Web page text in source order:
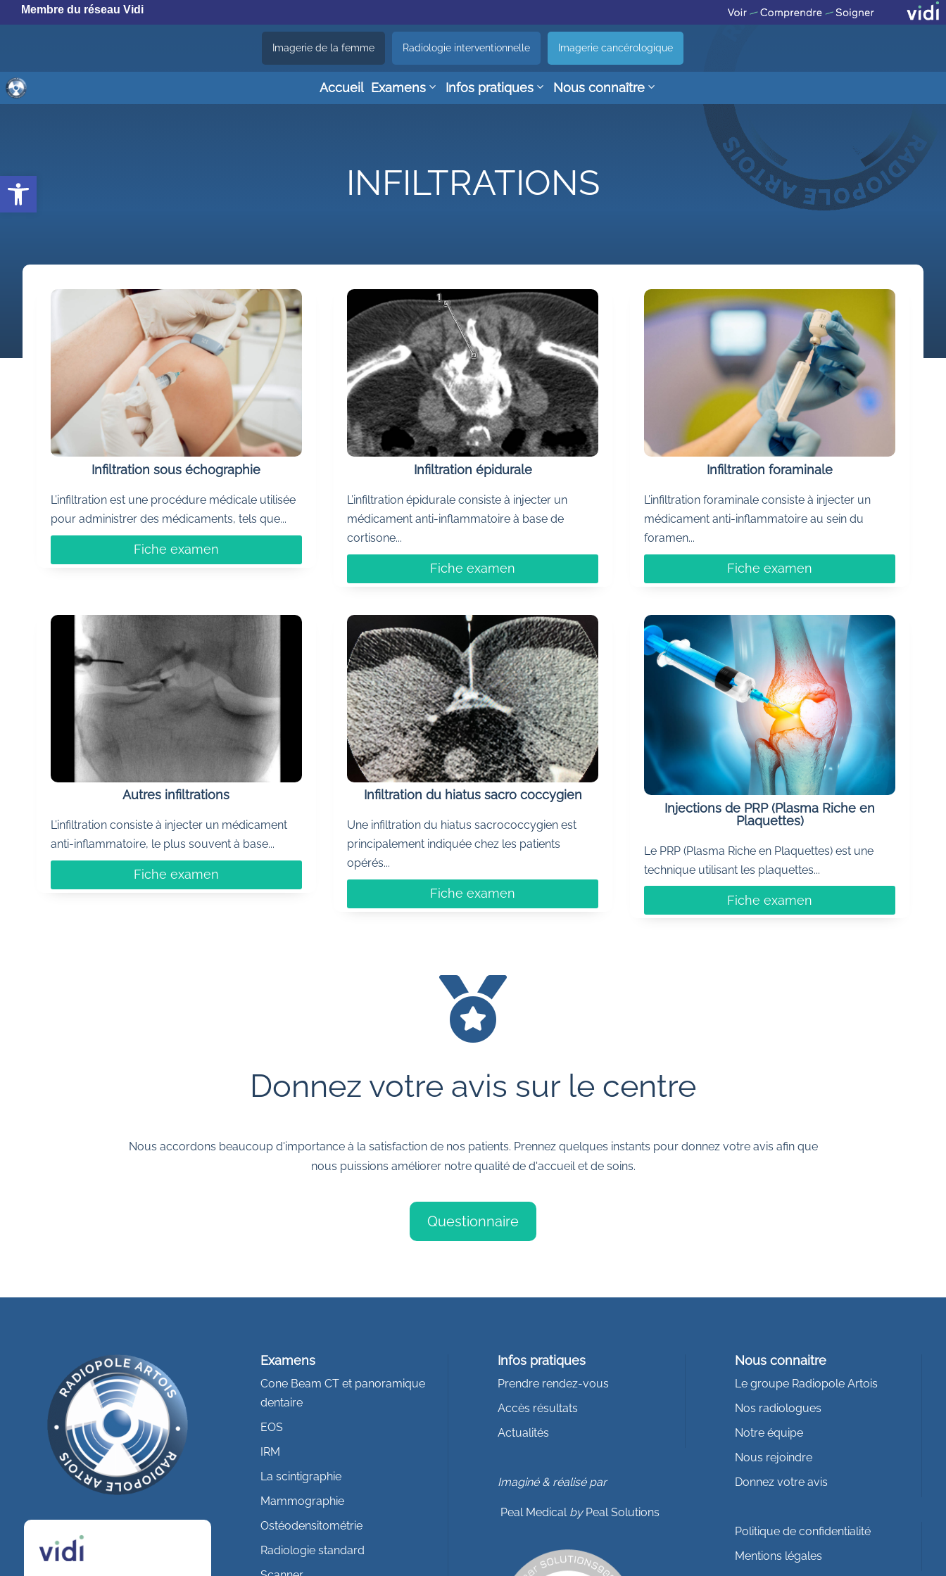
Membre du réseau Vidi
Imagerie de la femme Radiologie interventionnelle Imagerie cancérologique
Accueil Examens Infos pratiques Nous connaître
INFILTRATIONS
Infiltration sous échographie
L’infiltration est une procédure médicale utilisée
pour administrer des médicaments, tels que...
Fiche examen
Infiltration épidurale
L’infiltration épidurale consiste à injecter un
médicament anti-inflammatoire à base de
cortisone...
Fiche examen
Infiltration foraminale
L’infiltration foraminale consiste à injecter un
médicament anti-inflammatoire au sein du
foramen...
Fiche examen
Autres infiltrations
L’infiltration consiste à injecter un médicament
anti-inflammatoire, le plus souvent à base...
Fiche examen
Infiltration du hiatus sacro coccygien
Une infiltration du hiatus sacrococcygien est
principalement indiquée chez les patients
opérés...
Fiche examen
Injections de PRP (Plasma Riche en
Plaquettes)
Le PRP (Plasma Riche en Plaquettes) est une
technique utilisant les plaquettes...
Fiche examen

Donnez votre avis sur le centre
Nous accordons beaucoup d'importance à la satisfaction de nos patients. Prennez quelques instants pour donnez votre avis afin que
nous puissions améliorer notre qualité de d'accueil et de soins.
Questionnaire
Examens
Cone Beam CT et panoramique
dentaire
EOS
IRM
La scintigraphie
Mammographie
Ostéodensitométrie
Radiologie standard
Infos pratiques
Prendre rendez-vous
Accès résultats
Actualités
Imaginé & réalisé par
Peal Medical by Peal Solutions
Nous connaitre
Le groupe Radiopole Artois
Nos radiologues
Notre équipe
Nous rejoindre
Donnez votre avis
Politique de confidentialité
Mentions légales
Ouvrir la barre d’outils